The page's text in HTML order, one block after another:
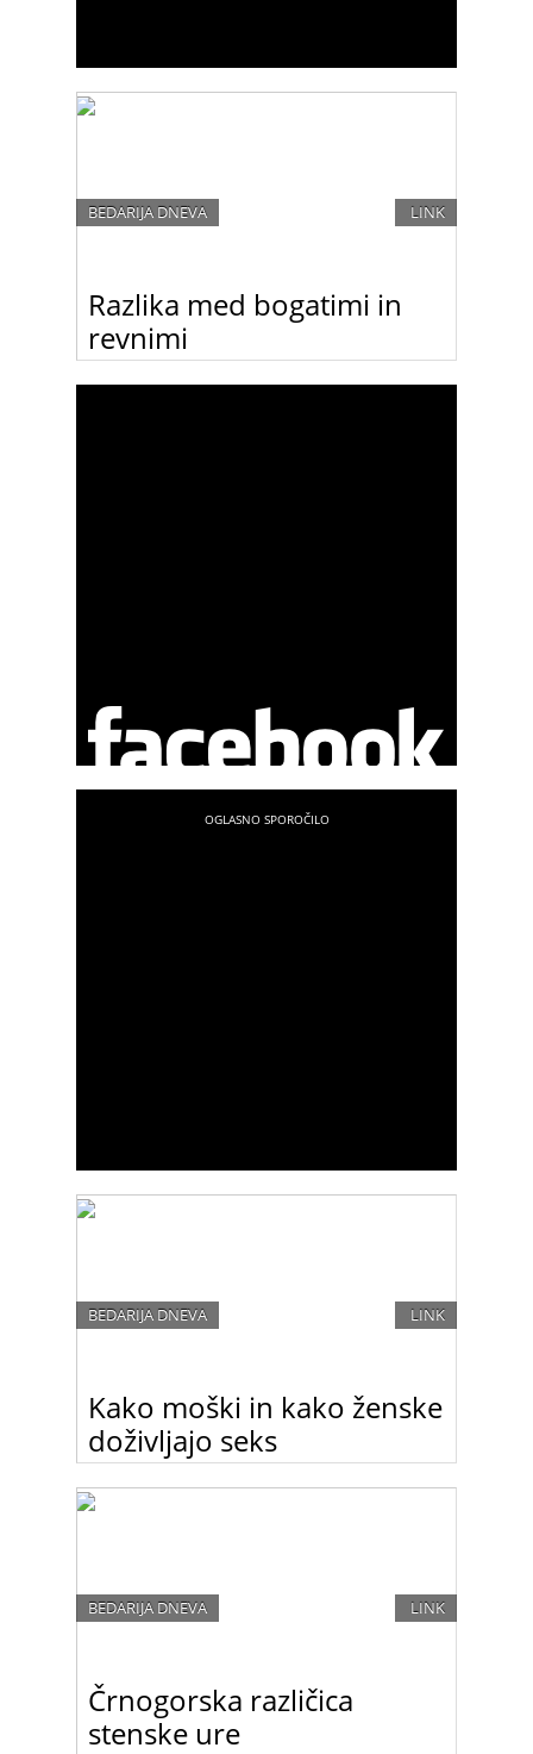
Razlika med bogatimi in
revnimi
BEDARIJA DNEVA LINK
Kako moški in kako ženske
doživljajo seks
BEDARIJA DNEVA LINK
Črnogorska različica
stenske ure
BEDARIJA DNEVA LINK